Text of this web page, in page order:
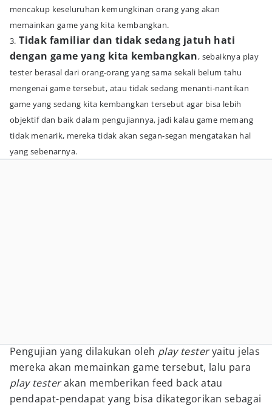
mencakup keseluruhan kemungkinan orang yang akan
memainkan game yang kita kembangkan.
3. Tidak familiar dan tidak sedang jatuh hati
dengan game yang kita kembangkan, sebaiknya play
tester berasal dari orang-orang yang sama sekali belum tahu
mengenai game tersebut, atau tidak sedang menanti-nantikan
game yang sedang kita kembangkan tersebut agar bisa lebih
objektif dan baik dalam pengujiannya, jadi kalau game memang
tidak menarik, mereka tidak akan segan-segan mengatakan hal
yang sebenarnya.
Pengujian yang dilakukan oleh play testeryaitu jelas
mereka akan memainkan game tersebut, lalu para
play testerakan memberikan feed back atau
pendapat-pendapat yang bisa dikategorikan sebagai